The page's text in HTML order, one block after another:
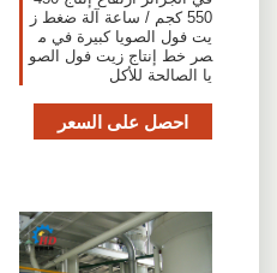
550 كجم / ساعة آلة ضغط ز
يت فول الصويا كبيرة في م
صر خط إنتاج زيت فول الصو
يا الصالحة للأكل
احصل على السعر